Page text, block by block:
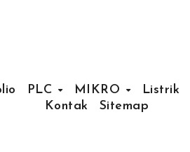
PLC MIKRO Listrik
Kontak
Sitemap